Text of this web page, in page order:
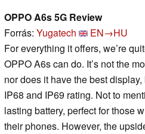
OPPO A6s 5G Review
Forrás: Yugatech
EN→HU
For everything it offers, we’re
OPPO A6s can do. It’s not the
nor does it have the best
IP68 and IP69 rating. Not to
lasting battery, perfect for those
their phones. However, the